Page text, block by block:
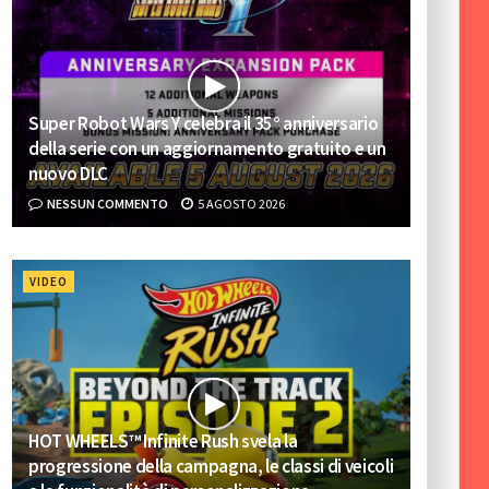
Super Robot Wars Y celebra il 35° anniversario
della serie con un aggiornamento gratuito e un
nuovo DLC
NESSUN COMMENTO 5 AGOSTO 2026
VIDEO
HOT WHEELS™ Infinite Rush svela la
progressione della campagna, le classi di veicoli